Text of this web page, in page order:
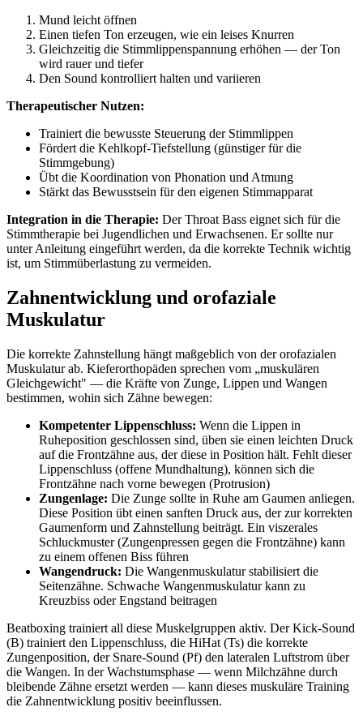
Mund leicht öffnen
Einen tiefen Ton erzeugen, wie ein leises Knurren
Gleichzeitig die Stimmlippenspannung erhöhen — der Ton
wird rauer und tiefer
Den Sound kontrolliert halten und variieren
Therapeutischer Nutzen:
Trainiert die bewusste Steuerung der Stimmlippen
Fördert die Kehlkopf-Tiefstellung (günstiger für die
Stimmgebung)
Übt die Koordination von Phonation und Atmung
Stärkt das Bewusstsein für den eigenen Stimmapparat
Integration in die Therapie: Der Throat Bass eignet sich für die
Stimmtherapie bei Jugendlichen und Erwachsenen. Er sollte nur
unter Anleitung eingeführt werden, da die korrekte Technik wichtig
ist, um Stimmüberlastung zu vermeiden.
Zahnentwicklung und orofaziale
Muskulatur
Die korrekte Zahnstellung hängt maßgeblich von der orofazialen
Muskulatur ab. Kieferorthopäden sprechen vom „muskulären
Gleichgewicht" — die Kräfte von Zunge, Lippen und Wangen
bestimmen, wohin sich Zähne bewegen:
Kompetenter Lippenschluss: Wenn die Lippen in
Ruheposition geschlossen sind, üben sie einen leichten Druck
auf die Frontzähne aus, der diese in Position hält. Fehlt dieser
Lippenschluss (offene Mundhaltung), können sich die
Frontzähne nach vorne bewegen (Protrusion)
Zungenlage: Die Zunge sollte in Ruhe am Gaumen anliegen.
Diese Position übt einen sanften Druck aus, der zur korrekten
Gaumenform und Zahnstellung beiträgt. Ein viszerales
Schluckmuster (Zungenpressen gegen die Frontzähne) kann
zu einem offenen Biss führen
Wangendruck: Die Wangenmuskulatur stabilisiert die
Seitenzähne. Schwache Wangenmuskulatur kann zu
Kreuzbiss oder Engstand beitragen
Beatboxing trainiert all diese Muskelgruppen aktiv. Der Kick-Sound
(B) trainiert den Lippenschluss, die HiHat (Ts) die korrekte
Zungenposition, der Snare-Sound (Pf) den lateralen Luftstrom über
die Wangen. In der Wachstumsphase — wenn Milchzähne durch
bleibende Zähne ersetzt werden — kann dieses muskuläre Training
die Zahnentwicklung positiv beeinflussen.